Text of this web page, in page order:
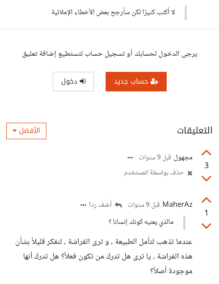
لا أكتب كثيرًا لكن سأرجح بعض الأخطاء الإملائية
يرجى الدخول لحسابك أو تسجيل حساب لتستطيع إضافة تعليق
حساب جديد دخول
التعليقات الأفضل
3
مجهول قبل 9 سنوات
حذف بواسطة المستخدم
1
MaherAz قبل 9 سنوات
أضف ردا
مالذي يعنيه كونك إنسانا ؟
عندما تذهب لتأمل الطبيعة ، و ترى الفراشة ، لنفكر قليلاً بشأن
هذه الفراشة ، يا ترى هل تدرك من تكون فعلاً؟ هل تدرك أنها
موجودة أصلاً؟